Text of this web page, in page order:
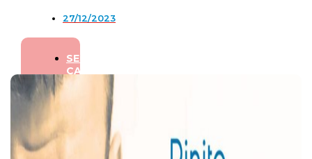
27/12/2023
SEM
CATEGORIA